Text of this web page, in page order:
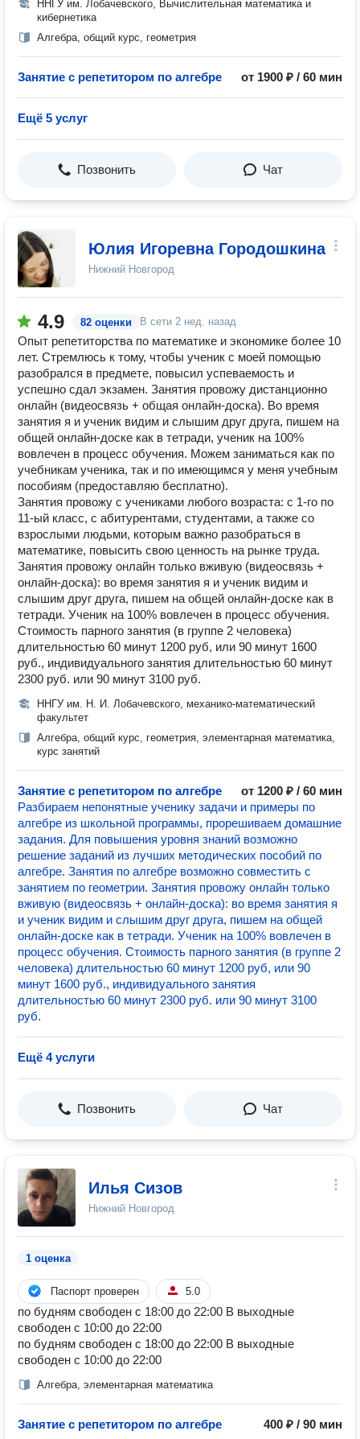
ННГУ им. Лобачевского, Вычислительная математика и
кибернетика
Алгебра, общий курс, геометрия
Занятие с репетитором по алгебре от 1900 ₽ / 60 мин
Ещё 5 услуг
Позвонить Чат
Юлия Игоревна Городошкина
Нижний Новгород
4.9 82 оценки В сети 2 нед. назад
Опыт репетиторства по математике и экономике более 10
лет. Стремлюсь к тому, чтобы ученик с моей помощью
разобрался в предмете, повысил успеваемость и
успешно сдал экзамен. Занятия провожу дистанционно
онлайн (видеосвязь + общая онлайн-доска). Во время
занятия я и ученик видим и слышим друг друга, пишем на
общей онлайн-доске как в тетради, ученик на 100%
вовлечен в процесс обучения. Можем заниматься как по
учебникам ученика, так и по имеющимся у меня учебным
пособиям (предоставляю бесплатно).
Занятия провожу с учениками любого возраста: с 1-го по
11-ый класс, с абитурентами, студентами, а также со
взрослыми людьми, которым важно разобраться в
математике, повысить свою ценность на рынке труда.
Занятия провожу онлайн только вживую (видеосвязь +
онлайн-доска): во время занятия я и ученик видим и
слышим друг друга, пишем на общей онлайн-доске как в
тетради. Ученик на 100% вовлечен в процесс обучения.
Стоимость парного занятия (в группе 2 человека)
длительностью 60 минут 1200 руб, или 90 минут 1600
руб., индивидуального занятия длительностью 60 минут
2300 руб. или 90 минут 3100 руб.
ННГУ им. Н. И. Лобачевского, механико-математический
факультет
Алгебра, общий курс, геометрия, элементарная математика,
курс занятий
Занятие с репетитором по алгебре
от 1200 ₽ / 60 мин
Разбираем непонятные ученику задачи и примеры по
алгебре из школьной программы, прорешиваем домашние
задания. Для повышения уровня знаний возможно
решение заданий из лучших методических пособий по
алгебре. Занятия по алгебре возможно совместить с
занятием по геометрии. Занятия провожу онлайн только
вживую (видеосвязь + онлайн-доска): во время занятия я
и ученик видим и слышим друг друга, пишем на общей
онлайн-доске как в тетради. Ученик на 100% вовлечен в
процесс обучения. Стоимость парного занятия (в группе 2
человека) длительностью 60 минут 1200 руб, или 90
минут 1600 руб., индивидуального занятия
длительностью 60 минут 2300 руб. или 90 минут 3100
руб.
Ещё 4 услуги
Позвонить Чат
Илья Сизов
Нижний Новгород
1 оценка
Паспорт проверен 5.0
по будням свободен с 18:00 до 22:00 В выходные
свободен с 10:00 до 22:00
по будням свободен с 18:00 до 22:00 В выходные
свободен с 10:00 до 22:00
Алгебра, элементарная математика
Занятие с репетитором по алгебре 400 ₽ / 90 мин